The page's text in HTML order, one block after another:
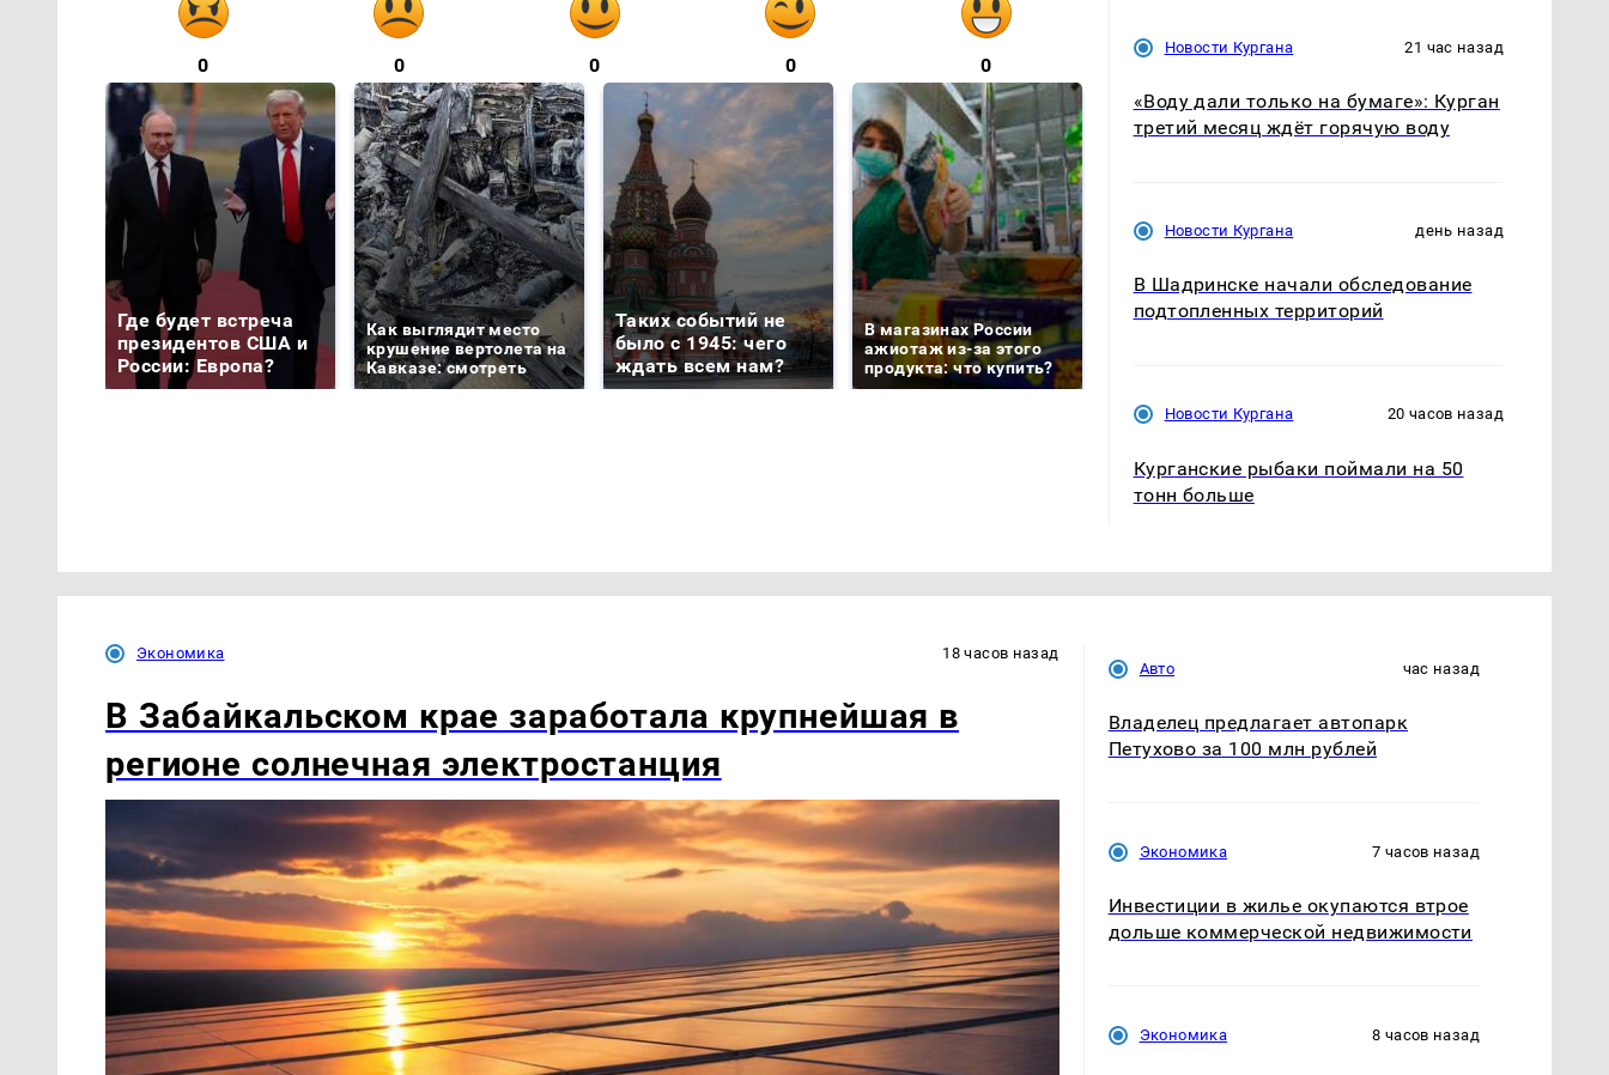
0 0 0 0 0
Где будет встреча
президентов США и
России: Европа?
Как выглядит место
крушение вертолета на
Кавказе: смотреть
Таких событий не
было с 1945: чего
ждать всем нам?
В магазинах России
ажиотаж из-за этого
продукта: что купить?
СМИ: В Химках на
полицейскую
На Урале из казны
Новости Кургана 21 час назад
«Воду дали только на бумаге»: Курган
третий месяц ждёт горячую воду
Новости Кургана день назад
В Шадринске начали обследование
подтопленных территорий
Новости Кургана 20 часов назад
Курганские рыбаки поймали на 50
тонн больше
Экономика 18 часов назад
В Забайкальском крае заработала крупнейшая в
регионе солнечная электростанция
Авто час назад
Владелец предлагает автопарк
Петухово за 100 млн рублей
Экономика 7 часов назад
Инвестиции в жилье окупаются втрое
дольше коммерческой недвижимости
Экономика 8 часов назад